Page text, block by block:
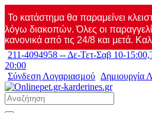
Το κατάστημα θα παραμείνει
λόγω διακοπών. Όλες οι
κανονικά από τις 24/8 και μετά.
211-4094958 -- Δε-Τετ-Σαβ 10-
20:00
Σύνδεση Λογαριασμού Δημιουργία